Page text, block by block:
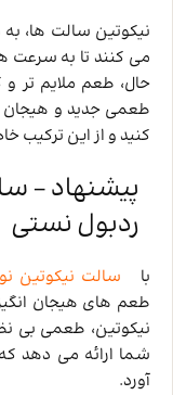
نیکوتین‌ سالت ها،
می‌ کنند تا به سرعت
حال، طعم ملایم ‌تر و
طعمی جدید و هیجان
کنید و از این ترکیب
پیشنهاد –
ردبول نستی
با سالت نیکوتین
طعم‌ های هیجان
نیکوتین، طعمی بی
شما ارائه می‌ دهد
‌آورد.